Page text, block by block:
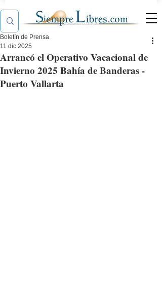
Arrancó el Operativo Vacacional de
Invierno 2025 Bahía de Banderas -
Puerto Vallarta
Boletín de Prensa
11 dic 2025